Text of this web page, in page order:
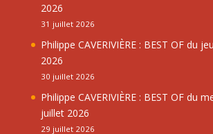
2026
31 juillet 2026
Philippe CAVERIVIÈRE : BEST OF du
2026
30 juillet 2026
Philippe CAVERIVIÈRE : BEST OF du
juillet 2026
29 juillet 2026